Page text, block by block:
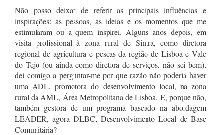
Não posso deixar de referir as principais influências e
inspirações: as pessoas, as ideias e os momentos que me
estimularam ou a quem inspirei. Alguns anos depois, em
visita profissional à zona rural de Sintra, como diretora
regional de agricultura e pescas da região de Lisboa e Vale
do Tejo (ou ainda como diretora de serviços, não sei bem),
dei comigo a perguntar-me por que razão não poderia haver
uma ADL, promotora do desenvolvimento local, na zona
rural da AML, Área Metropolitana de Lisboa. E, porque não,
também gestora de um programa baseado na abordagem
LEADER, agora DLBC, Desenvolvimento Local de Base
Comunitária?